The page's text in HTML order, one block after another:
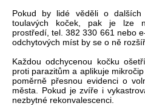
Pokud by lidé věděli o
toulavých koček, pak je lze
prostředí, tel. 382 330 661 nebo
odchytových míst by se o ně
Každou odchycenou kočku
proti parazitům a aplikuje
poměrně přesnou evidenci o
města. Pokud je zvíře i
nezbytné rekonvalescenci.